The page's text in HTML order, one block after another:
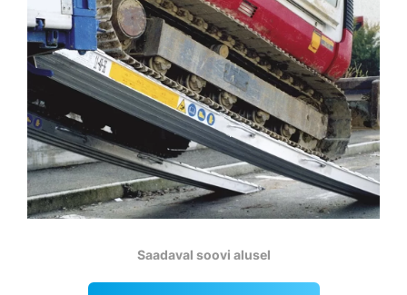
Saadaval soovi alusel